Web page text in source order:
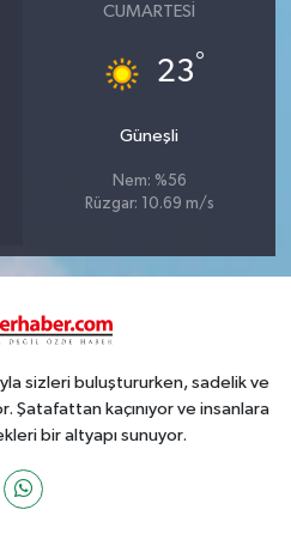
CUMARTESI
23°
Güneşli
Nem: %56
Rüzgar: 10.69 m/s
sizleri buluştururken, sadelik ve
Şatafattan kaçınıyor ve insanlara
bir altyapı sunuyor.